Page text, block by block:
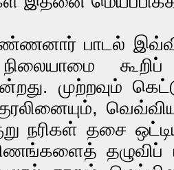
பாடல்
முற்றவும்
நரிகள் தசை